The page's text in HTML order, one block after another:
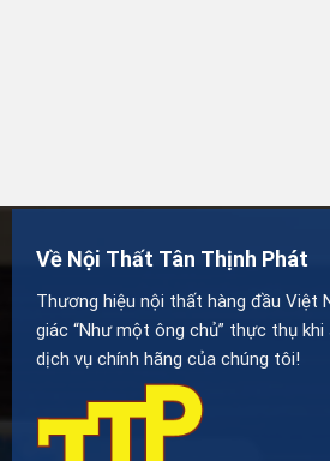
Về Nội Thất Tân Thịnh Phát
Thương hiệu nội thất hàng đầu Việt
giác “Như một ông chủ” thực thụ
dịch vụ chính hãng của chúng tôi!